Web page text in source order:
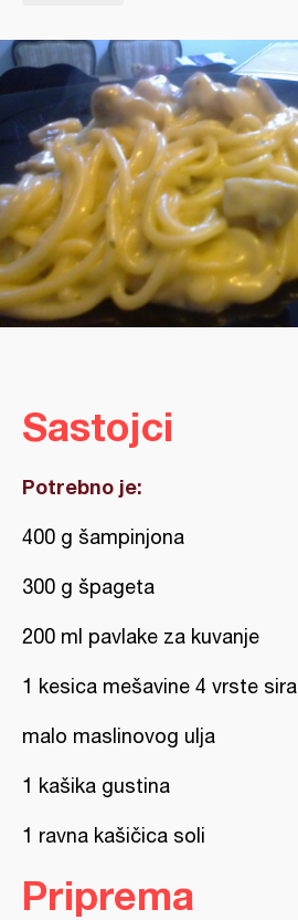
Sastojci
Potrebno je:
400 g šampinjona
300 g špageta
200 ml pavlake za kuvanje
1 kesica mešavine 4 vrste sira
malo maslinovog ulja
1 kašika gustina
1 ravna kašičica soli
Priprema